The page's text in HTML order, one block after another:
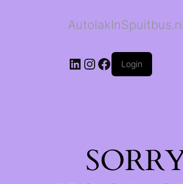
AutolakInSpuitbus.nl
LinkedIn
Instagram
Facebook
Login